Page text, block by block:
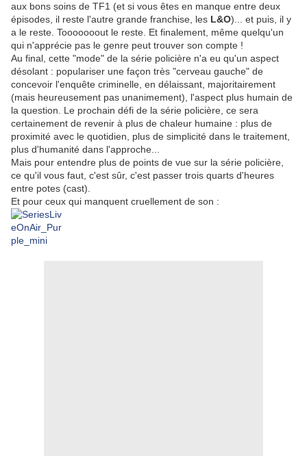
aux bons soins de TF1 (et si vous êtes en manque entre deux
épisodes, il reste l'autre grande franchise, les L&O)... et puis, il y
a le reste. Tooooooout le reste. Et finalement, même quelqu'un
qui n'apprécie pas le genre peut trouver son compte !
Au final, cette "mode" de la série policière n'a eu qu'un aspect
désolant : populariser une façon très "cerveau gauche" de
concevoir l'enquête criminelle, en délaissant, majoritairement
(mais heureusement pas unanimement), l'aspect plus humain de
la question. Le prochain défi de la série policière, ce sera
certainement de revenir à plus de chaleur humaine : plus de
proximité avec le quotidien, plus de simplicité dans le traitement,
plus d'humanité dans l'approche...
Mais pour entendre plus de points de vue sur la série policière,
ce qu'il vous faut, c'est sûr, c'est passer trois quarts d'heures
entre potes (cast).
Et pour ceux qui manquent cruellement de son :